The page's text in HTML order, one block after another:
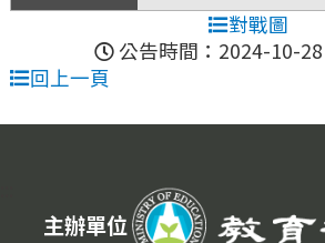
對戰圖
公告時間：2024-10-
回上一頁
主辦單位